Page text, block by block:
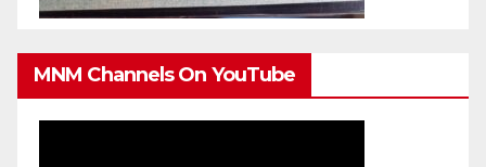
MNM Channels On YouTube